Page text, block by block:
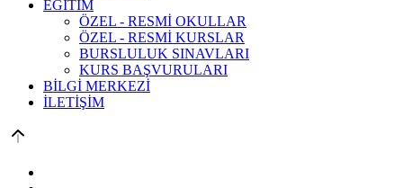
EĞİTİM
ÖZEL - RESMİ OKULLAR
ÖZEL - RESMİ KURSLAR
BURSLULUK SINAVLARI
KURS BAŞVURULARI
BİLGİ MERKEZİ
İLETİŞİM